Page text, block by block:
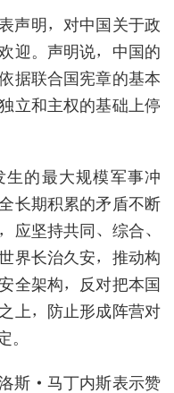
声明，对中国关于政
迎。声明说，中国的
据联合国宪章的基本
立和主权的基础上停
的最大规模军事冲
长期积累的矛盾不断
应坚持共同、综合、
界长治久安，推动构
全架构，反对把本国
上，防止形成阵营对
。
斯·马丁内斯表示赞